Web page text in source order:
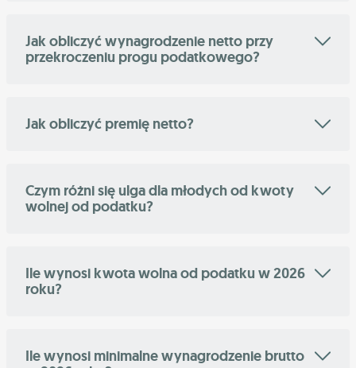
Jak obliczyć wynagrodzenie netto przy
przekroczeniu progu podatkowego?
Jak obliczyć premię netto?
Czym różni się ulga dla młodych od kwoty
wolnej od podatku?
Ile wynosi kwota wolna od podatku w 2026
roku?
Ile wynosi minimalne wynagrodzenie brutto